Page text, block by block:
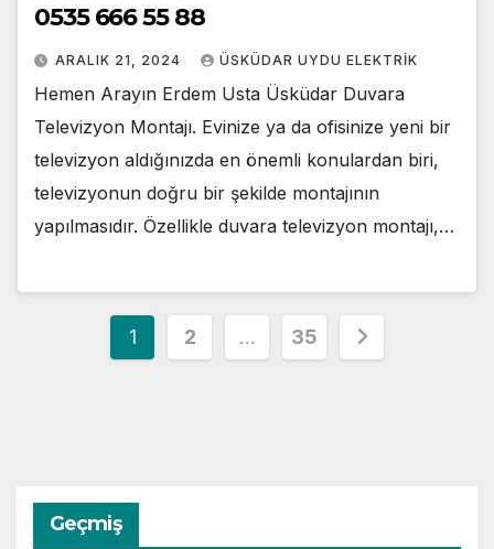
0535 666 55 88
ARALIK 21, 2024 ÜSKÜDAR UYDU ELEKTRIK
Hemen Arayın Erdem Usta Üsküdar Duvara
Televizyon Montajı. Evinize ya da ofisinize yeni bir
televizyon aldığınızda en önemli konulardan biri,
televizyonun doğru bir şekilde montajının
yapılmasıdır. Özellikle duvara televizyon montajı,…
Yazı
1 2 … 35
Geçmiş